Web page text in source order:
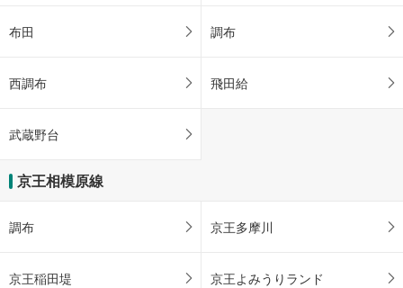
布田 調布
西調布 飛田給
武蔵野台
京王相模原線
調布 京王多摩川
京王稲田堤 京王よみうりランド